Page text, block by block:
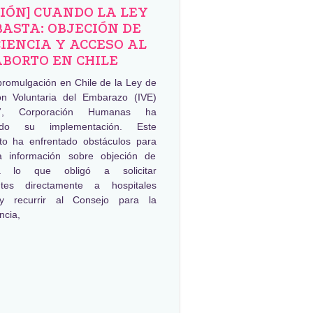
CUANDO LA LEY
OBJECIÓN DE
Y ACCESO AL
EN CHILE
en Chile de la Ley de
Voluntaria del Embarazo (IVE)
Corporación Humanas ha
su implementación. Este
ha enfrentado obstáculos para
información sobre objeción de
lo que obligó a solicitar
directamente a hospitales
recurrir al Consejo para la